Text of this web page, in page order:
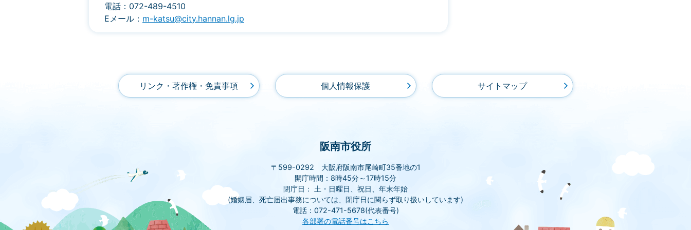
電話：072-489-4510
Eメール： m-katsu@city.hannan.lg.jp
リンク・著作権・免責事項 個人情報保護 サイトマップ
阪南市役所
〒599-0292 大阪府阪南市尾崎町35番地の1
開庁時間：8時45分～17時15分
閉庁日： 土・日曜日、祝日、年末年始
(婚姻届、死亡届出事務については、閉庁日に関らず取り扱いしています)
電話：072-471-5678(代表番号)
各部署の電話番号はこちら